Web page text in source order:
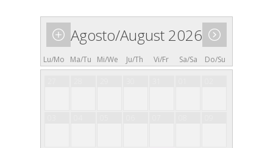
Agosto/August 2026
Lu/Mo Ma/Tu Mi/We Ju/Th Vi/Fr Sa/Sa Do/Su